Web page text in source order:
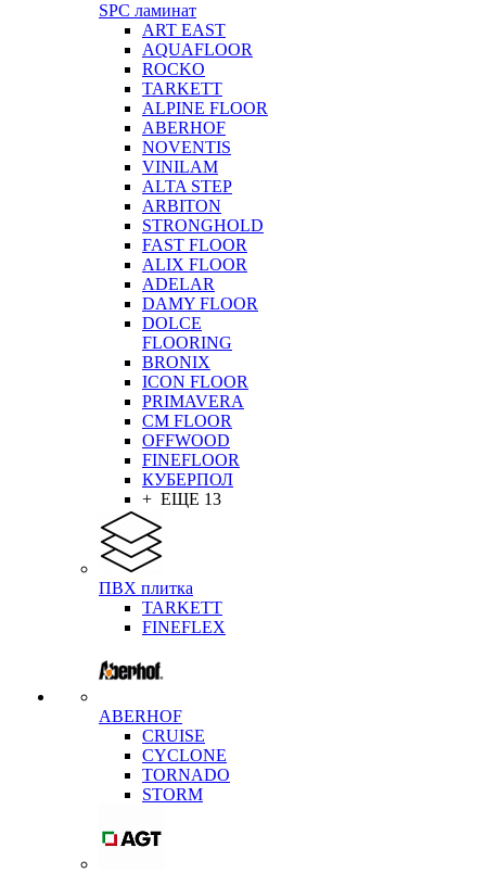
SPC ламинат
ART EAST
AQUAFLOOR
ROCKO
TARKETT
ALPINE FLOOR
ABERHOF
NOVENTIS
VINILAM
ALTA STEP
ARBITON
STRONGHOLD
FAST FLOOR
ALIX FLOOR
ADELAR
DAMY FLOOR
DOLCE
FLOORING
BRONIX
ICON FLOOR
PRIMAVERA
CM FLOOR
OFFWOOD
FINEFLOOR
КУБЕРПОЛ
+ ЕЩЕ 13
ПВХ плитка
TARKETT
FINEFLEX
ABERHOF
CRUISE
CYCLONE
TORNADO
STORM